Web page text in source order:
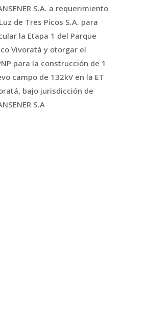
S.A. a requerimiento
de Tres Picos S.A. para
la Etapa 1 del Parque
Vivoratá y otorgar el
para la construcción de 1
campo de 132kV en la ET
bajo jurisdicción de
S.A